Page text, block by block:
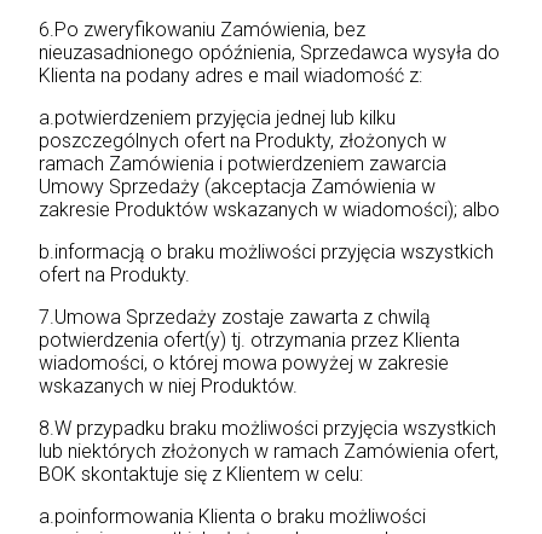
6.Po zweryfikowaniu Zamówienia, bez
nieuzasadnionego opóźnienia, Sprzedawca wysyła do
Klienta na podany adres e mail wiadomość z:
a.potwierdzeniem przyjęcia jednej lub kilku
poszczególnych ofert na Produkty, złożonych w
ramach Zamówienia i potwierdzeniem zawarcia
Umowy Sprzedaży (akceptacja Zamówienia w
zakresie Produktów wskazanych w wiadomości); albo
b.informacją o braku możliwości przyjęcia wszystkich
ofert na Produkty.
7.Umowa Sprzedaży zostaje zawarta z chwilą
potwierdzenia ofert(y) tj. otrzymania przez Klienta
wiadomości, o której mowa powyżej w zakresie
wskazanych w niej Produktów.
8.W przypadku braku możliwości przyjęcia wszystkich
lub niektórych złożonych w ramach Zamówienia ofert,
BOK skontaktuje się z Klientem w celu:
a.poinformowania Klienta o braku możliwości